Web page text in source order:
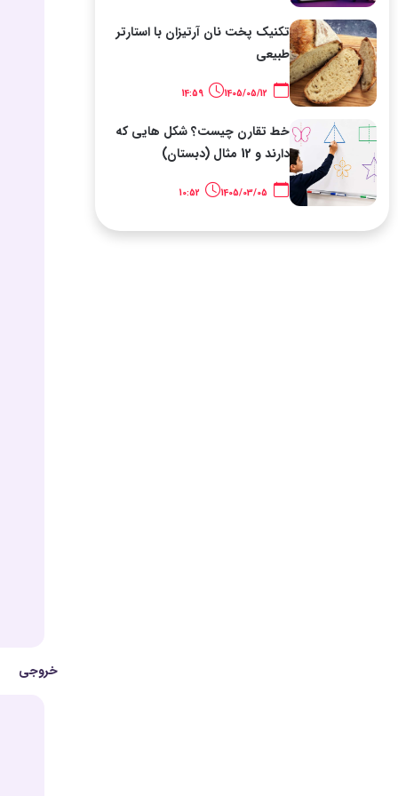
تکنیک پخت نان آرتیزان با استارتر
طبیعی
14:59
خط تقارن چیست؟ شکل هایی که
دارند و 12 مثال (دبستان)
خروجی